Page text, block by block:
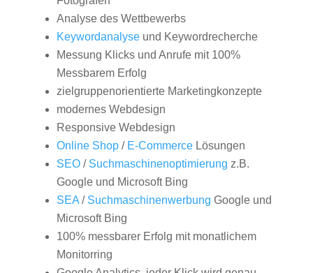
Analyse des Wettbewerbs
Keywordanalyseund Keywordrecherche
Messung Klicks und Anrufe mit 100%
Messbarem Erfolg
zielgruppenorientierte Marketingkonzepte
modernes Webdesign
Responsive Webdesign
Online Shop/ E-CommerceLösungen
SEO/ Suchmaschinenoptimierung z.B.
Google und Microsoft Bing
SEA/ Suchmaschinenwerbung Google und
Microsoft Bing
100% messbarer Erfolg mit monatlichem
Monitorring